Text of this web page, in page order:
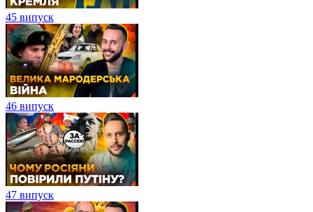
45 випуск
46 випуск
47 випуск